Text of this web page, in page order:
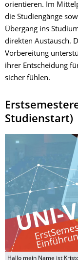
orientieren. Im
die Studiengänge
Übergang ins
direkten Austausch.
Vorbereitung
ihrer Entscheidung
sicher fühlen.
Studienstart)
Hallo mein Name ist